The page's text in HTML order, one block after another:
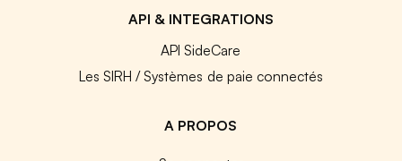
API & INTEGRATIONS
API SideCare
Les SIRH / Systèmes de paie connectés
A PROPOS